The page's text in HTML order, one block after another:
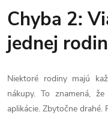
Chyba 2:
jednej
Niektoré rodiny majú
nákupy. To znamená,
aplikácie. Zbytočne drahé.